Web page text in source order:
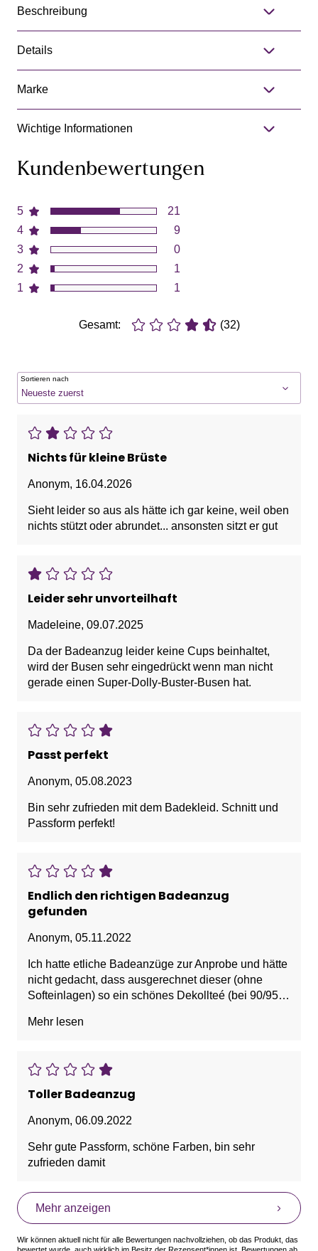
Beschreibung
Details
Marke
Wichtige Informationen
Kundenbewertungen
5
4
3
2
1
21
9
0
1
1
Gesamt: (32)
Sortieren nach
Nichts für kleine Brüste
Anonym, 16.04.2026
Sieht leider so aus als hätte ich gar keine, weil oben
nichts stützt oder abrundet... ansonsten sitzt er gut
Leider sehr unvorteilhaft
Madeleine, 09.07.2025
Da der Badeanzug leider keine Cups beinhaltet,
wird der Busen sehr eingedrückt wenn man nicht
gerade einen Super-Dolly-Buster-Busen hat.
Passt perfekt
Anonym, 05.08.2023
Bin sehr zufrieden mit dem Badekleid. Schnitt und
Passform perfekt!
Endlich den richtigen Badeanzug
gefunden
Anonym, 05.11.2022
Ich hatte etliche Badeanzüge zur Anprobe und hätte
nicht gedacht, dass ausgerechnet dieser (ohne
Softeinlagen) so ein schönes Dekollteé (bei 90/95
optisch schlanker. Sieht auch super modern und
Mehr lesen
Toller Badeanzug
Anonym, 06.09.2022
Sehr gute Passform, schöne Farben, bin sehr
zufrieden damit
Mehr anzeigen
Wir können aktuell nicht für alle Bewertungen nachvollziehen, ob das Produkt, das